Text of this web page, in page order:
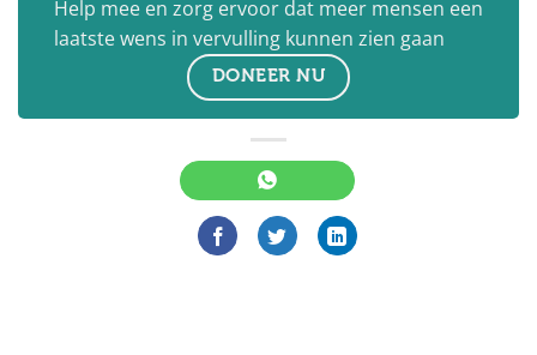
Help mee en zorg ervoor dat meer mensen een
laatste wens in vervulling kunnen zien gaan
DONEER NU